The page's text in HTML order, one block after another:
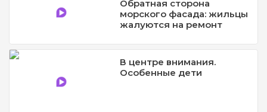
Обратная сторона
морского фасада: жильцы
жалуются на ремонт
В центре внимания.
Особенные дети